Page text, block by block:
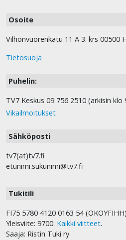
Osoite
Vilhonvuorenkatu 11 A 3. krs 00500
Tietosuoja
Puhelin:
TV7 Keskus 09 756 2510 (arkisin klo
Vikailmoitukset
Sähköposti
tv7(at)tv7.fi
etunimi.sukunimi@tv7.fi
Tukitili
FI75 5780 4120 0163 54
Yleisviite: 9700. Kaikki viitteet.
Saaja: Ristin Tuki ry